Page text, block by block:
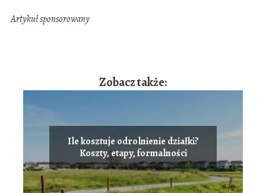
Artykuł sponsorowany
Zobacz także:
Ile kosztuje odrolnienie działki?
Koszty, etapy, formalności